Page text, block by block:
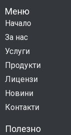
Меню
Начало
За нас
Услуги
Продукти
Лицензи
Новини
Контакти
Полезно